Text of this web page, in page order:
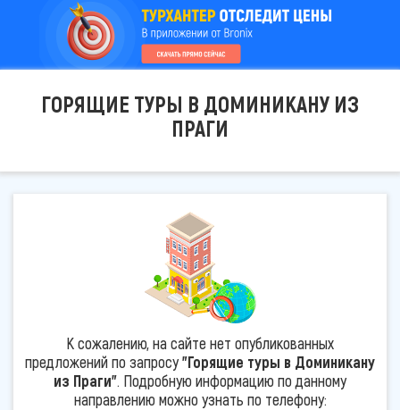
ГОРЯЩИЕ ТУРЫ В ДОМИНИКАНУ ИЗ
ПРАГИ
К сожалению, на сайте нет опубликованных
предложений по запросу"Горящие туры в Доминикану
из Праги". Подробную информацию по данному
направлению можно узнать по телефону: